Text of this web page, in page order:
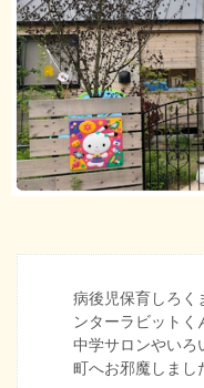
病後児保育しろく
ンターラビットく
中学サロンやいろ
町へお邪魔しまし